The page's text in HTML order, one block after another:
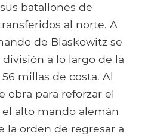
batallones de
al norte. A
de Blaskowitz se
a lo largo de la
millas de costa. Al
obra para reforzar el
alto mando alemán
orden de regresar a